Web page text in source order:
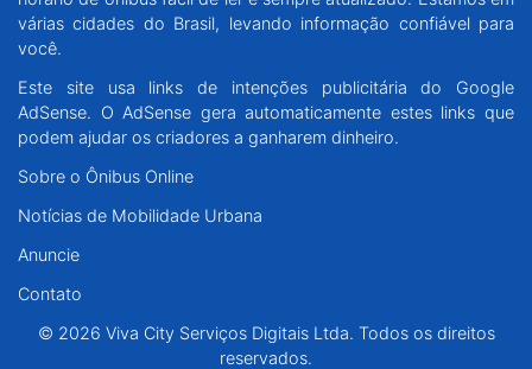
várias cidades do Brasil, levando informação confiável para
você.
Este site usa links de intenções publicitária do Google
AdSense. O AdSense gera automaticamente estes links que
podem ajudar os criadores a ganharem dinheiro.
Sobre o Ônibus Online
Notícias de Mobilidade Urbana
Anuncie
Contato
© 2026 Viva City Serviços Digitais Ltda. Todos os direitos
reservados.